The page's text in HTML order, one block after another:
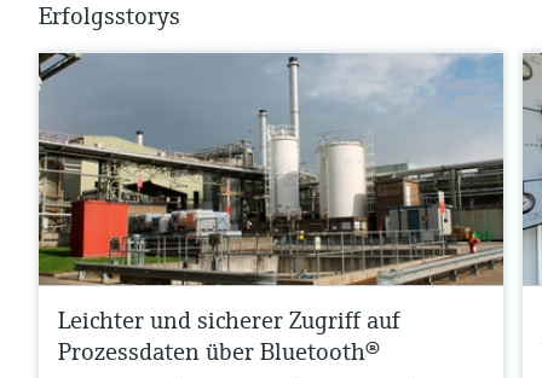
Erfolgsstorys
Leichter und sicherer Zugriff auf
Prozessdaten über Bluetooth®